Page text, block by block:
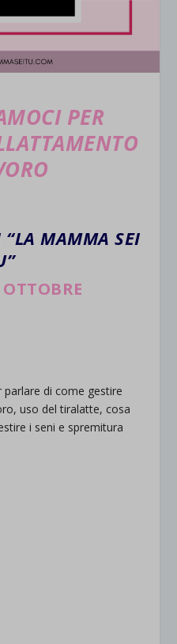
PER
MAMMA SEI
di come gestire
uso del tiralatte, cosa
i seni e spremitura